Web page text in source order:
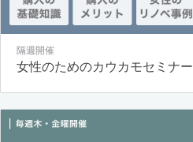
隔週開催
女性のためのカウカモセミナー